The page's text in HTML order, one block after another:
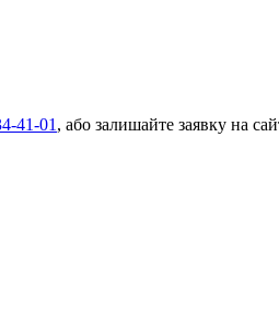
41-01 , або залишайте заявку на